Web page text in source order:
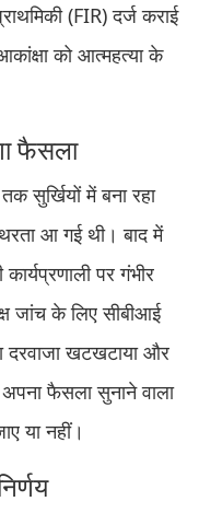
(FIR) दर्ज कराई
को आत्महत्या के
फैसला
सुर्खियों में बना रहा
आ गई थी। बाद में
पर गंभीर
जांच के लिए सीबीआई
दरवाजा खटखटाया और
अपना फैसला सुनाने वाला
या नहीं।